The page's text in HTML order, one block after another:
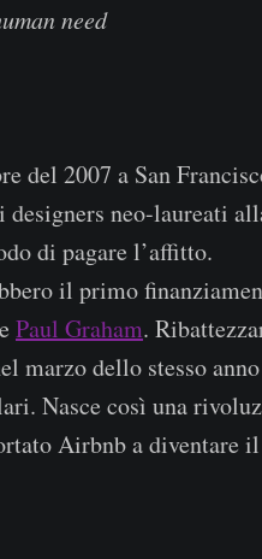
need
del 2007 a San
designers neo-laureati
di pagare l’affitto.
il primo
Paul Graham.
marzo dello stesso anno
Nasce così una
Airbnb a diventare